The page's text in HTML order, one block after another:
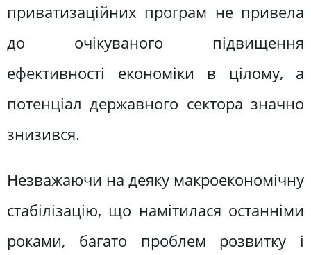
приватизаційних програм не привела
до очікуваного підвищення
ефективності економіки в цілому, а
потенціал державного сектора значно
знизився.
Незважаючи на деяку макроекономічну
стабілізацію, що намітилася останніми
роками, багато проблем розвитку і